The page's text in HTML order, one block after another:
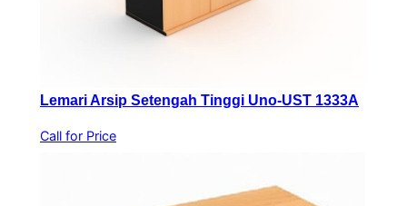
Lemari Arsip Setengah Tinggi Uno-UST 1333A
Call for Price